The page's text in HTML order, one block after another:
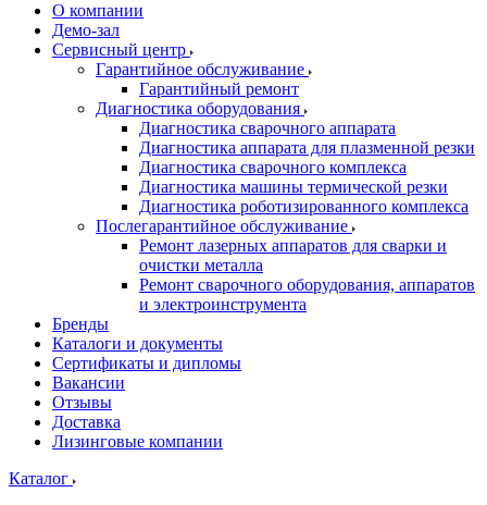
О компании
Демо-зал
Сервисный центр
Гарантийное обслуживание
Гарантийный ремонт
Диагностика оборудования
Диагностика сварочного аппарата
Диагностика аппарата для плазменной резки
Диагностика сварочного комплекса
Диагностика машины термической резки
Диагностика роботизированного комплекса
Послегарантийное обслуживание
Ремонт лазерных аппаратов для сварки и
очистки металла
Ремонт сварочного оборудования, аппаратов
и электроинструмента
Бренды
Каталоги и документы
Сертификаты и дипломы
Вакансии
Отзывы
Доставка
Лизинговые компании
Каталог